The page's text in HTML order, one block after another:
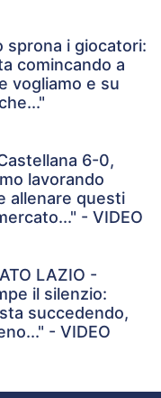
sprona i giocatori:
comincando a
vogliamo e su
6-0,
lavorando
allenare questi
- VIDEO
LAZIO -
il silenzio:
succedendo,
- VIDEO